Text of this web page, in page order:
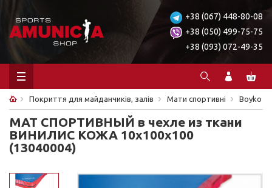
+38 (067) 448-80-08
+38 (050) 499-75-75
+38 (093) 072-49-35
Покриття для майданчиків, залів Мати спортивні Boyko
МАТ СПОРТИВНЫЙ в чехле из ткани
ВИНИЛИС КОЖА 10х100х100
(13040004)